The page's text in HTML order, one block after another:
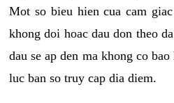
Mot so bieu hien cua cam
khong doi hoac dau don theo
dau se ap den ma khong co
luc ban so truy cap dia diem.